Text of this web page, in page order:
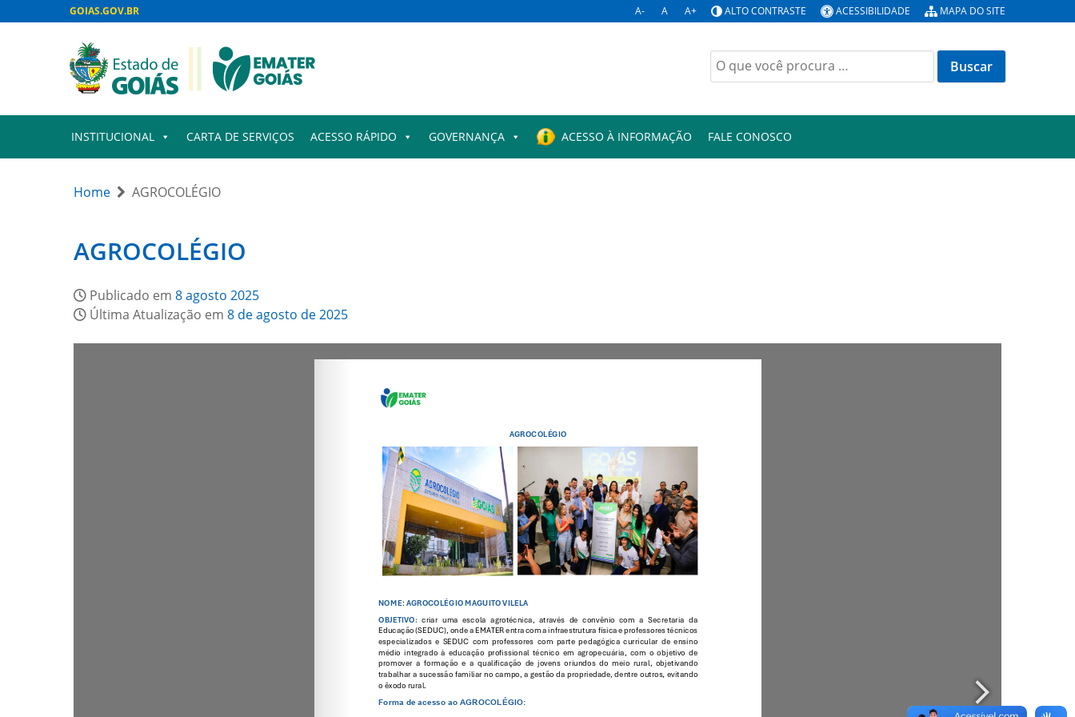
GOIAS.GOV.BR A- A A+ ALTO CONTRASTE ACESSIBILIDADE MAPA DO SITE
Buscar
por:
INSTITUCIONAL CARTA DE SERVIÇOS ACESSO RÁPIDO GOVERNANÇA ACESSO À INFORMAÇÃO FALE CONOSCO
Home AGROCOLÉGIO
AGROCOLÉGIO
Publicado em 8 agosto 2025
Última Atualização em 8 de agosto de 2025